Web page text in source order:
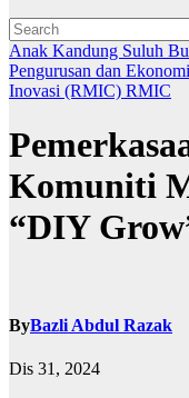
Anak Kandung Suluh
Pengurusan dan Ekonomi
Inovasi (RMIC) RMIC
Komuniti
“DIY
ByBazli Abdul Razak
Dis 31, 2024